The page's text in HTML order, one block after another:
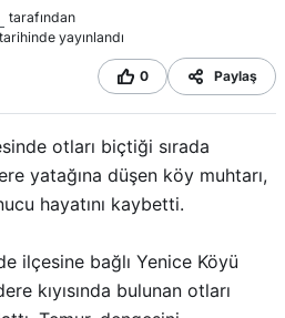
tarafından
yayınlandı
0 Paylaş
otları biçtiği sırada
yatağına düşen köy muhtarı,
hayatını kaybetti.
ilçesine bağlı Yenice Köyü
kıyısında bulunan otları